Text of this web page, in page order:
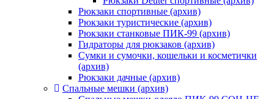
Рюкзаки спортивные (архив)
Рюкзаки туристические (архив)
Рюкзаки станковые ПИК-99 (архив)
Гидраторы для рюкзаков (архив)
Сумки и сумочки, кошельки и косметички
(архив)
Рюкзаки дачные (архив)
Спальные мешки (архив)